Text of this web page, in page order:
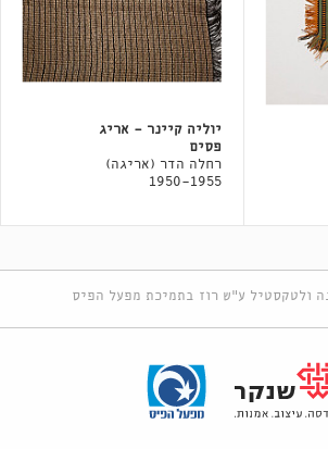
יוליה קיינר - אריג
פסים
רחלה הדר (אריגה)
1950-1955
ולטקסטיל ע"ש רוז בתמיכת מפעל הפיס